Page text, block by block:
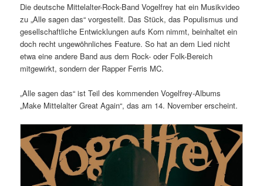
Die deutsche Mittelalter-Rock-Band Vogelfrey hat ein Musikvideo
zu „Alle sagen das“ vorgestellt. Das Stück, das Populismus und
gesellschaftliche Entwicklungen aufs Korn nimmt, beinhaltet ein
doch recht ungewöhnliches Feature. So hat an dem Lied nicht
etwa eine andere Band aus dem Rock- oder Folk-Bereich
mitgewirkt, sondern der Rapper Ferris MC.
„Alle sagen das“ ist Teil des kommenden Vogelfrey-Albums
„Make Mittelalter Great Again“, das am 14. November erscheint.